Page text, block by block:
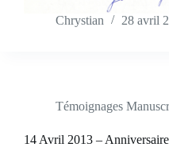
Chrystian 28 avril
Témoignages
14 Avril 2013 –